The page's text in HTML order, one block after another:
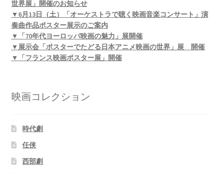
世界展」開催のお知らせ
▼6月13日（土）「オーケストラで聴く映画音楽コンサート」演
奏曲作品ポスター展示のご案内
▼「70年代ヨーロッパ映画の魅力」展開催
▼展示会「ポスターでたどる日本アニメ映画の世界」展 開催
▼「フランス映画ポスター展」開催
映画コレクション
時代劇
任侠
西部劇